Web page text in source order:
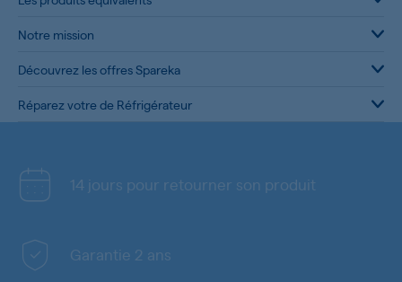
Notre mission
Découvrez les offres Spareka
Réparez votre de Réfrigérateur
14 jours pour retourner son produit
Garantie 2 ans